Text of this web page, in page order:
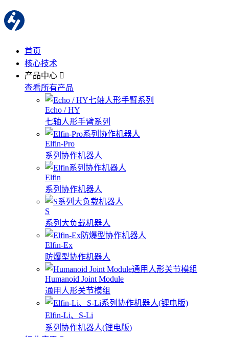
首页
核心技术
产品中心
查看所有产品
Echo / HY
七轴人形手臂系列
Elfin-Pro
系列协作机器人
Elfin
系列协作机器人
S
系列大负载机器人
Elfin-Ex
防爆型协作机器人
Humanoid Joint Module
通用人形关节模组
Elfin-Li、S-Li
系列协作机器人(锂电版)